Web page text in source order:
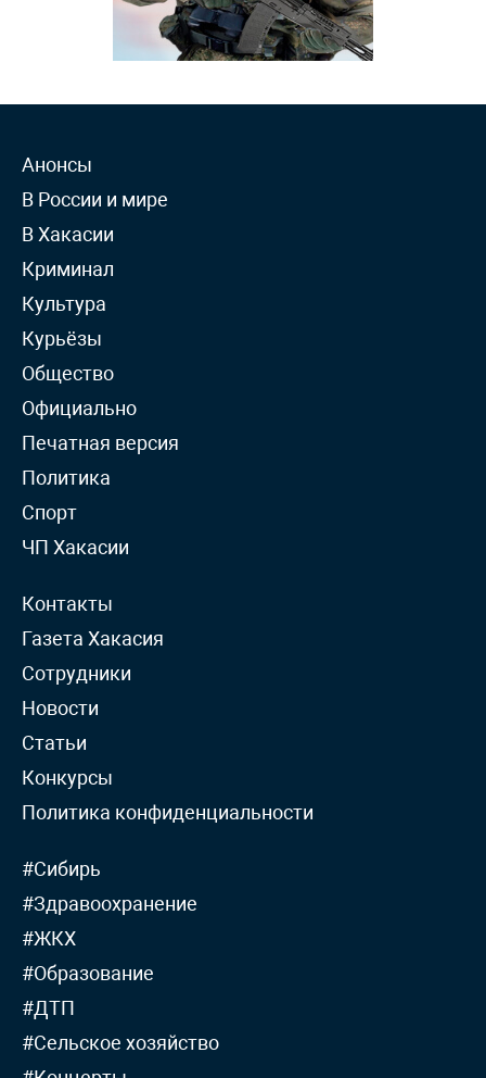
Анонсы
В России и мире
В Хакасии
Криминал
Культура
Курьёзы
Общество
Официально
Печатная версия
Политика
Спорт
ЧП Хакасии
Контакты
Газета Хакасия
Сотрудники
Новости
Статьи
Конкурсы
Политика конфиденциальности
#Сибирь
#Здравоохранение
#ЖКХ
#Образование
#ДТП
#Сельское хозяйство